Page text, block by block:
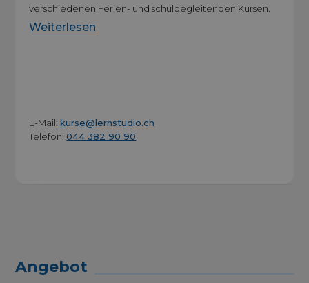
verschiedenen Ferien- und schulbegleitenden Kursen.
Weiterlesen
E-Mail:kurse@lernstudio.ch
Telefon:044 382 90 90
Angebot